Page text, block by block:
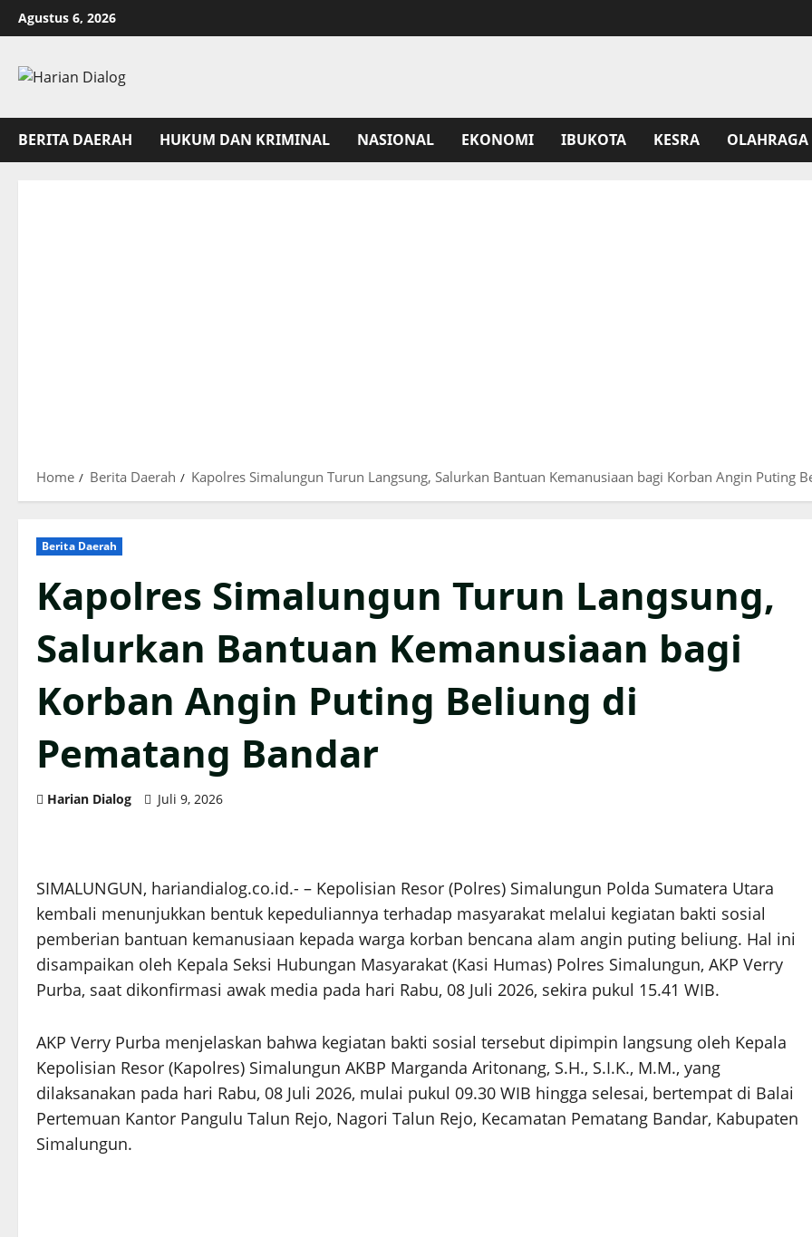
Skip
to
Agustus 6, 2026
BERITA DAERAH HUKUM DAN KRIMINAL NASIONAL EKONOMI IBUKOTA KESRA OLAHRAGA
Home Berita Daerah Kapolres Simalungun Turun Langsung, Salurkan Bantuan Kemanusiaan bagi Korban Angin Puting
Berita Daerah
Kapolres Simalungun Turun Langsung,
Salurkan Bantuan Kemanusiaan bagi
Korban Angin Puting Beliung di
Pematang Bandar
Harian Dialog Juli 9, 2026
SIMALUNGUN, hariandialog.co.id.- – Kepolisian Resor (Polres) Simalungun Polda Sumatera Utara
kembali menunjukkan bentuk kepeduliannya terhadap masyarakat melalui kegiatan bakti sosial
pemberian bantuan kemanusiaan kepada warga korban bencana alam angin puting beliung. Hal ini
disampaikan oleh Kepala Seksi Hubungan Masyarakat (Kasi Humas) Polres Simalungun, AKP Verry
Purba, saat dikonfirmasi awak media pada hari Rabu, 08 Juli 2026, sekira pukul 15.41 WIB.
AKP Verry Purba menjelaskan bahwa kegiatan bakti sosial tersebut dipimpin langsung oleh Kepala
Kepolisian Resor (Kapolres) Simalungun AKBP Marganda Aritonang, S.H., S.I.K., M.M., yang
dilaksanakan pada hari Rabu, 08 Juli 2026, mulai pukul 09.30 WIB hingga selesai, bertempat di Balai
Pertemuan Kantor Pangulu Talun Rejo, Nagori Talun Rejo, Kecamatan Pematang Bandar, Kabupaten
Simalungun.